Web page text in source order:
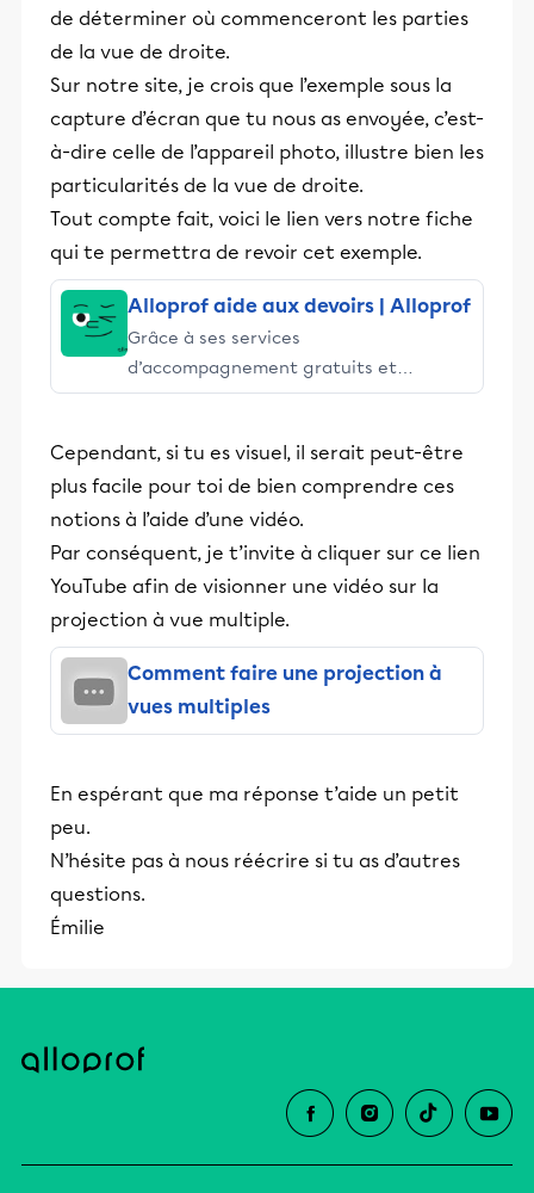
de déterminer où commenceront les parties
de la vue de droite.
Sur notre site, je crois que l’exemple sous la
capture d’écran que tu nous as envoyée, c’est-
à-dire celle de l’appareil photo, illustre bien les
particularités de la vue de droite.
Tout compte fait, voici le lien vers notre fiche
qui te permettra de revoir cet exemple.
Alloprof aide aux devoirs | Alloprof
Grâce à ses services
d’accompagnement gratuits et
stimulants, Alloprof engage les élèves
éducative.
Cependant, si tu es visuel, il serait peut-être
plus facile pour toi de bien comprendre ces
notions à l’aide d’une vidéo.
Par conséquent, je t’invite à cliquer sur ce lien
YouTube afin de visionner une vidéo sur la
projection à vue multiple.
Comment faire une projection à
vues multiples
En espérant que ma réponse t’aide un petit
peu.
N’hésite pas à nous réécrire si tu as d’autres
questions.
Émilie